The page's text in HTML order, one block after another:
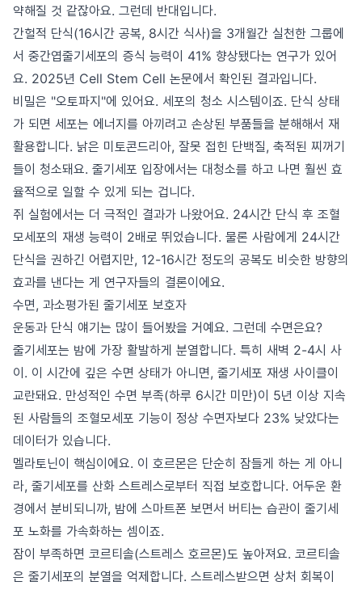
약해질 것 같잖아요. 그런데 반대입니다.
간헐적 단식(16시간 공복, 8시간 식사)을 3개월간 실천한 그룹에
서 중간엽줄기세포의 증식 능력이 41% 향상됐다는 연구가 있어
요. 2025년 Cell Stem Cell 논문에서 확인된 결과입니다.
비밀은 "오토파지"에 있어요. 세포의 청소 시스템이죠. 단식 상태
가 되면 세포는 에너지를 아끼려고 손상된 부품들을 분해해서 재
활용합니다. 낡은 미토콘드리아, 잘못 접힌 단백질, 축적된 찌꺼기
들이 청소돼요. 줄기세포 입장에서는 대청소를 하고 나면 훨씬 효
율적으로 일할 수 있게 되는 겁니다.
쥐 실험에서는 더 극적인 결과가 나왔어요. 24시간 단식 후 조혈
모세포의 재생 능력이 2배로 뛰었습니다. 물론 사람에게 24시간
단식을 권하긴 어렵지만, 12-16시간 정도의 공복도 비슷한 방향의
효과를 낸다는 게 연구자들의 결론이에요.
수면, 과소평가된 줄기세포 보호자
운동과 단식 얘기는 많이 들어봤을 거예요. 그런데 수면은요?
줄기세포는 밤에 가장 활발하게 분열합니다. 특히 새벽 2-4시 사
이. 이 시간에 깊은 수면 상태가 아니면, 줄기세포 재생 사이클이
교란돼요. 만성적인 수면 부족(하루 6시간 미만)이 5년 이상 지속
된 사람들의 조혈모세포 기능이 정상 수면자보다 23% 낮았다는
데이터가 있습니다.
멜라토닌이 핵심이에요. 이 호르몬은 단순히 잠들게 하는 게 아니
라, 줄기세포를 산화 스트레스로부터 직접 보호합니다. 어두운 환
경에서 분비되니까, 밤에 스마트폰 보면서 버티는 습관이 줄기세
포 노화를 가속화하는 셈이죠.
잠이 부족하면 코르티솔(스트레스 호르몬)도 높아져요. 코르티솔
은 줄기세포의 분열을 억제합니다. 스트레스받으면 상처 회복이